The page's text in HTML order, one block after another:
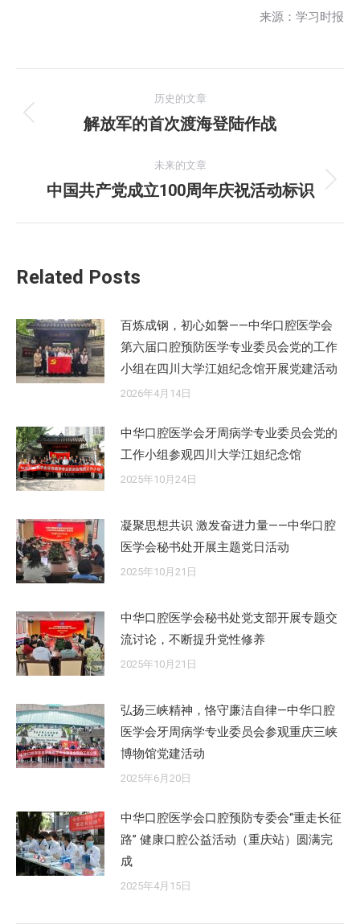
来源：学习时报
章
历史的文章
历
的
文
解放军的首次渡海登陆作战
未来的文章
未
中国共产党成立100周年庆祝活动标识
Related Posts
百炼成钢，初心如磐——中华口腔医学会
第六届口腔预防医学专业委员会党的工作
小组在四川大学江姐纪念馆开展党建活动
2026年4月14日
中华口腔医学会牙周病学专业委员会党的
工作小组参观四川大学江姐纪念馆
2025年10月24日
凝聚思想共识 激发奋进力量——中华口腔
医学会秘书处开展主题党日活动
2025年10月21日
中华口腔医学会秘书处党支部开展专题交
流讨论，不断提升党性修养
2025年10月21日
弘扬三峡精神，恪守廉洁自律—中华口腔
医学会牙周病学专业委员会参观重庆三峡
博物馆党建活动
2025年6月20日
中华口腔医学会口腔预防专委会“重走长征
路” 健康口腔公益活动（重庆站）圆满完
成
2025年4月15日